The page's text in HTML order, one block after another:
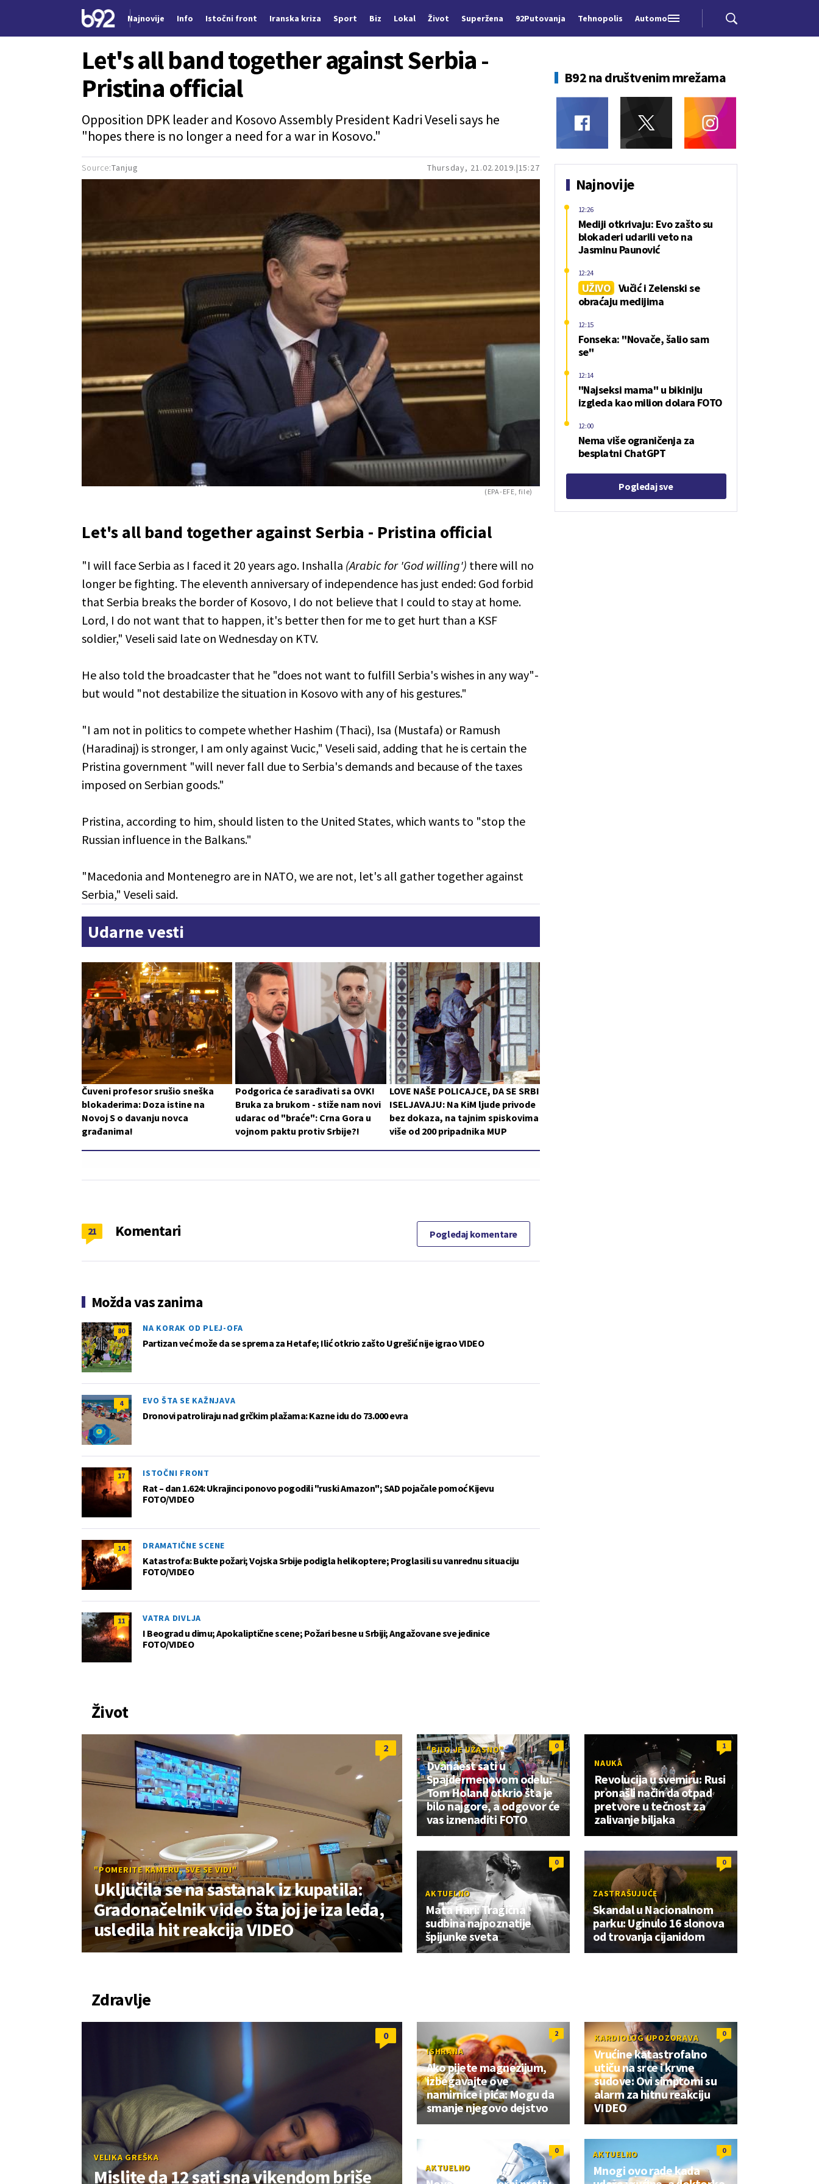
Najnovije Info Istočni front Iranska kriza Sport Biz Lokal Život Superžena 92Putovanja Tehnopolis Automobili
Let's all band together against Serbia -
Pristina official
Opposition DPK leader and Kosovo Assembly President Kadri Veseli says he
"hopes there is no longer a need for a war in Kosovo."
Source:Tanjug Thursday, 21.02.2019. 15:27
(EPA-EFE, file)
Let's all band together against Serbia - Pristina official
"I will face Serbia as I faced it 20 years ago. Inshalla (Arabic for 'God willing') there will no
longer be fighting. The eleventh anniversary of independence has just ended: God forbid
that Serbia breaks the border of Kosovo, I do not believe that I could to stay at home.
Lord, I do not want that to happen, it's better then for me to get hurt than a KSF
soldier," Veseli said late on Wednesday on KTV.
He also told the broadcaster that he "does not want to fulfill Serbia's wishes in any way"-
but would "not destabilize the situation in Kosovo with any of his gestures."
"I am not in politics to compete whether Hashim (Thaci), Isa (Mustafa) or Ramush
(Haradinaj) is stronger, I am only against Vucic," Veseli said, adding that he is certain the
Pristina government "will never fall due to Serbia's demands and because of the taxes
imposed on Serbian goods."
Pristina, according to him, should listen to the United States, which wants to "stop the
Russian influence in the Balkans."
"Macedonia and Montenegro are in NATO, we are not, let's all gather together against
Serbia," Veseli said.
Udarne vesti
Čuveni profesor srušio sneška
blokaderima: Doza istine na
Novoj S o davanju novca
građanima!
Podgorica će sarađivati sa OVK!
Bruka za brukom - stiže nam novi
udarac od "braće": Crna Gora u
vojnom paktu protiv Srbije?!
LOVE NAŠE POLICAJCE, DA SE SRBI
ISELJAVAJU: Na KiM ljude privode
bez dokaza, na tajnim spiskovima
više od 200 pripadnika MUP
Komentari
21 Pogledaj komentare
Možda vas zanima
80 NA KORAK OD PLEJ-OFA
Partizan već može da se sprema za Hetafe; Ilić otkrio zašto Ugrešić nije igrao VIDEO
4 EVO ŠTA SE KAŽNJAVA
Dronovi patroliraju nad grčkim plažama: Kazne idu do 73.000 evra
17 ISTOČNI FRONT
Rat – dan 1.624: Ukrajinci ponovo pogodili "ruski Amazon"; SAD pojačale pomoć Kijevu
FOTO/VIDEO
14 DRAMATIČNE SCENE
Katastrofa: Bukte požari; Vojska Srbije podigla helikoptere; Proglasili su vanrednu situaciju
FOTO/VIDEO
11 VATRA DIVLJA
I Beograd u dimu; Apokaliptične scene; Požari besne u Srbiji; Angažovane sve jedinice
FOTO/VIDEO
B92 na društvenim mrežama
Najnovije
Mediji otkrivaju: Evo zašto su
blokaderi udarili veto na
Jasminu Paunović
12:26
UŽIVO Vučić i Zelenski se
obraćaju medijima
12:24
Fonseka: "Novače, šalio sam
se"
12:15
"Najseksi mama" u bikiniju
izgleda kao milion dolara FOTO
12:14
Nema više ograničenja za
besplatni ChatGPT
12:00
Pogledaj sve
Život
2
"POMERITE KAMERU, SVE SE VIDI"
Uključila se na sastanak iz kupatila:
Gradonačelnik video šta joj je iza leđa,
usledila hit reakcija VIDEO
0
"BILO JE UŽASNO"
Dvanaest sati u
Spajdermenovom odelu:
Tom Holand otkrio šta je
bilo najgore, a odgovor će
vas iznenaditi FOTO
1
NAUKA
Revolucija u svemiru: Rusi
pronašli način da otpad
pretvore u tečnost za
zalivanje biljaka
0
AKTUELNO
Mata Hari: Tragična
sudbina najpoznatije
špijunke sveta
0
ZASTRAŠUJUĆE
Skandal u Nacionalnom
parku: Uginulo 16 slonova
od trovanja cijanidom
Zdravlje
0
VELIKA GREŠKA
Mislite da 12 sati sna vikendom briše
2
ISHRANA
Ako pijete magnezijum,
izbegavajte ove
namirnice i pića: Mogu da
smanje njegovo dejstvo
0
KARDIOLOG UPOZORAVA
Vrućine katastrofalno
utiču na srce i krvne
sudove: Ovi simptomi su
alarm za hitnu reakciju
VIDEO
0
AKTUELNO
0
AKTUELNO
Mnogi ovo rade kada